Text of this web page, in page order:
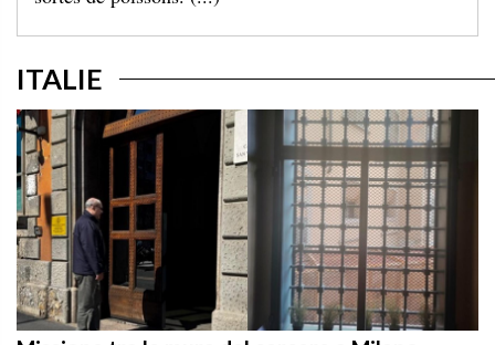
Missione tra le mura del carcere a Milano